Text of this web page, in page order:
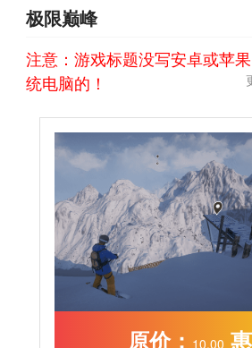
极限巅峰
注意：游戏标题没写安卓或苹
统电脑的！
原价： 10.00